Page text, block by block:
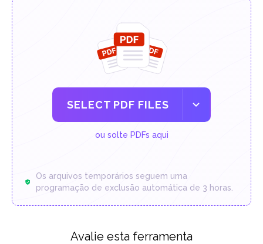
SELECT PDF FILES
ou solte PDFs aqui
Os arquivos temporários seguem uma
programação de exclusão automática de 3 horas.
Avalie esta ferramenta